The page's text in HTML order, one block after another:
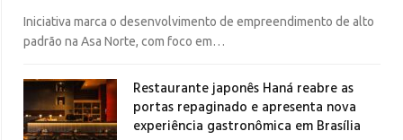
Iniciativa marca o desenvolvimento de empreendimento de alto
padrão na Asa Norte, com foco em…
Restaurante japonês Haná reabre as
portas repaginado e apresenta nova
experiência gastronômica em Brasília